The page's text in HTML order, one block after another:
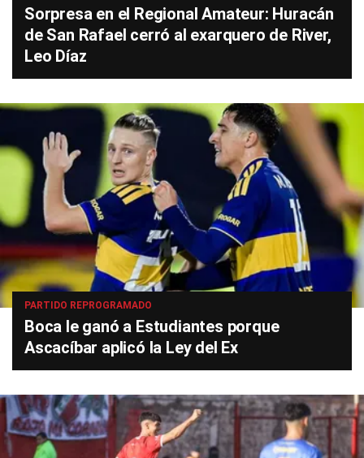
Sorpresa en el Regional Amateur: Huracán
de San Rafael cerró al exarquero de River,
Leo Díaz
PARTIDO REPROGRAMADO
Boca le ganó a Estudiantes porque
Ascacíbar aplicó la Ley del Ex